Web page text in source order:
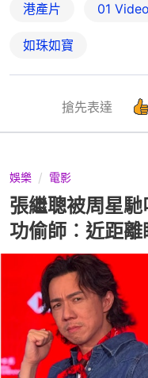
港產片 01 Video
如珠如寶
搶先表達
娛樂 電影
張繼聰被周星
功偷師︰近距